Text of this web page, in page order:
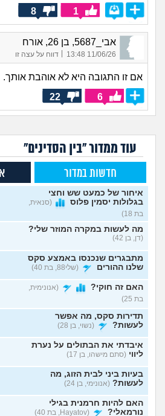
1
8
אבי_5687, בן 26, אורח
11/06/26 13:48 דווח על עצה זו
אם זו התגובה היא לא אוהבת אותך.
6
22
עוד ממדור "בין הסדינים"
חדשות במדור
איחור של כמעט שש וחצי
בגלולות יסמין פלוס
(סנאית,
בת 18)
מה לעשות במקרה המוזר שלי?
(דן, בן 42)
מתבגרים שנכנסו באמצע סקס
שלנו ההורים
(שלי88, בת 40)
האם זה חוקי?
(אנונימית,
בת 25)
תדירות סקס, מה אפשר
לעשות?
(נשוי, בן 28)
איבדתי את הבתולים על נערת
ליווי (סתם מישהו, בן 17)
בעיות ביני לבית הזוג, מה
לעשות? (אנונימי, בן 24)
האם להיות חרמנית בגילי
נורמאלי?
(Hayatov, בת 40)